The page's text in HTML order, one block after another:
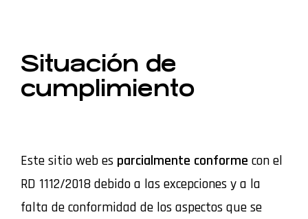
Situación de
cumplimiento
Este sitio web es parcialmente conforme con el
RD 1112/2018 debido a las excepciones y a la
falta de conformidad de los aspectos que se